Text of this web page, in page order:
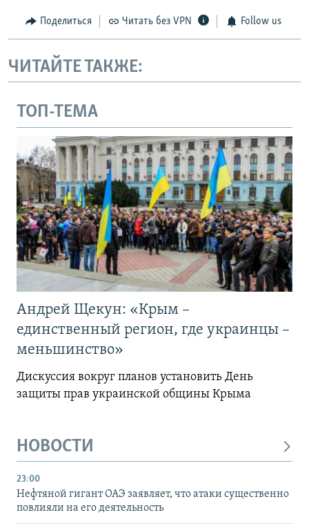
Поделиться Читать без VPN Follow us
ЧИТАЙТЕ ТАКЖЕ:
ТОП-ТЕМА
Андрей Щекун: «Крым –
единственный регион, где украинцы –
меньшинство»
Дискуссия вокруг планов установить День
защиты прав украинской общины Крыма
НОВОСТИ
23:00
Нефтяной гигант ОАЭ заявляет, что атаки существенно
повлияли на его деятельность